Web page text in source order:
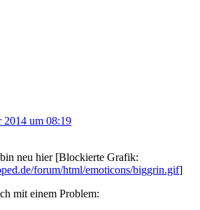
2014 um 08:19
neu hier [Blockierte Grafik:
forum/html/emoticons/biggrin.gif]
mit einem Problem: